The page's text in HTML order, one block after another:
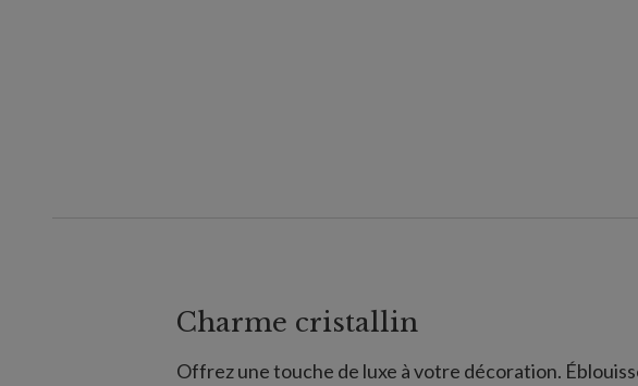
Charme cristallin
Offrez une touche de luxe à votre décoration.